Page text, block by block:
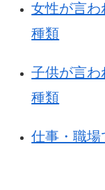
女性が言
種類
子供が言
種類
仕事・職